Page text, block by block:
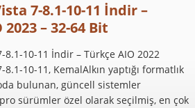
7-8.1-10-11 İndir –
– 32-64 Bit
8.1-10-11 İndir – Türkçe AIO 2022
10-11, KemalAlkın yaptığı formatlık
bulunan, güncell sistemler
sürümler özel olarak seçilmiş, en çok